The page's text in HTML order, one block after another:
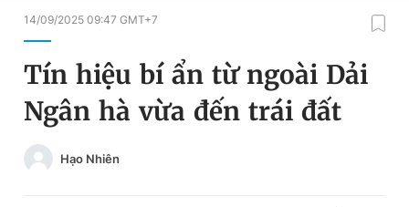
Chuyên mục
Chuyên mục khác
Đổi mật khẩu
Tin đã lưu
Tin đã xem
14/09/2025 09:47 GMT+7
Tín hiệu bí ẩn từ ngoài Dải
Ngân hà vừa đến trái đất
Hạo Nhiên